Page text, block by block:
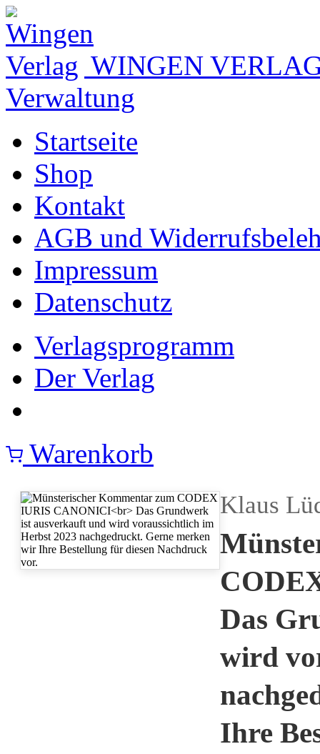
WINGEN
Verwaltung
Startseite
Shop
Kontakt
AGB und
Impressum
Datenschutz
Verlagsprogramm
Der Verlag
Warenkorb
Klaus
Das
wird
Ihre